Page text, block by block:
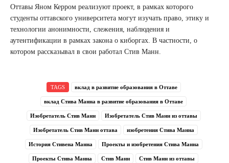
Оттавы Яном Керром реализуют проект, в рамках которого
студенты оттавского университета могут изучать право, этику и
технологии анонимности, слежения, наблюдения и
аутентификации в рамках закона о киборгах. В частности, о
котором рассказывал в свои работал Стив Манн.
TAGS вклад в развитие образования в Оттаве
вклад Стива Манна в развитие образования в Оттаве
Изобретатель Стив Манн Изобретатель Стив Манн из оттавы
Изобретатель Стив Манн оттава изобретения Стива Манна
История Стивена Манна Проекты и изобретения Стива Манна
Проекты Стива Манна Стив Манн Стив Манн из оттавы